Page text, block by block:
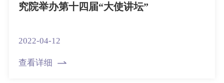
究院举办第十四届“大使讲坛”
2022-04-12
查看详细